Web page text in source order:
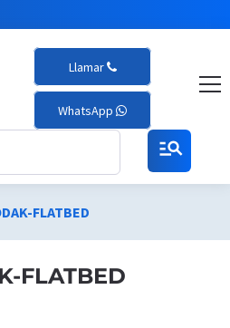
Llamar
WhatsApp
manage_search
FLATBED
FLATBED